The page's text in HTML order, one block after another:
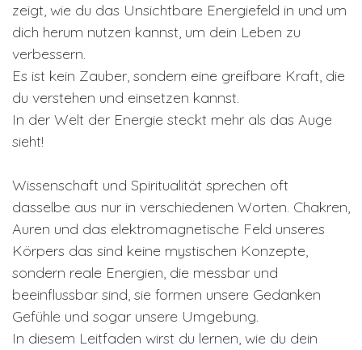
zeigt, wie du das Unsichtbare Energiefeld in und um
dich herum nutzen kannst, um dein Leben zu
verbessern.
Es ist kein Zauber, sondern eine greifbare Kraft, die
du verstehen und einsetzen kannst.
In der Welt der Energie steckt mehr als das Auge
sieht!
Wissenschaft und Spiritualität sprechen oft
dasselbe aus nur in verschiedenen Worten. Chakren,
Auren und das elektromagnetische Feld unseres
Körpers das sind keine mystischen Konzepte,
sondern reale Energien, die messbar und
beeinflussbar sind, sie formen unsere Gedanken
Gefühle und sogar unsere Umgebung.
In diesem Leitfaden wirst du lernen, wie du dein